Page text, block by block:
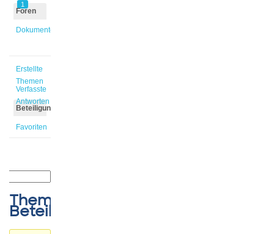
1
Foren
Dokumente
Erstellte
Themen
Verfasste
Antworten
Beteiligungen
Favoriten
Themen-
Beteiligungen